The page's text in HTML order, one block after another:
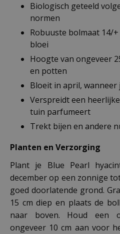
Biologisch geteeld
normen
Robuuste bolmaat 14/
bloei
Hoogte van ongeveer
en potten
Bloeit in april,
Verspreidt een
tuin parfumeert
Trekt bijen en andere
Planten en Verzorging
Plant je Blue Pearl
december op een zonnige
goed doorlatende grond.
15 cm diep en plaats de
naar boven. Houd een
ongeveer 10 cm aan voor